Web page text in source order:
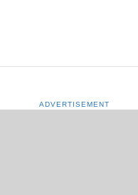
ADVERTISEMENT